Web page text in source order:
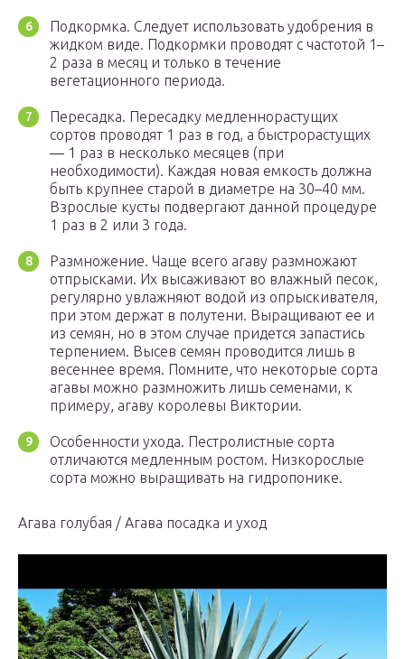
Подкормка. Следует использовать удобрения в
жидком виде. Подкормки проводят с частотой 1–
2 раза в месяц и только в течение
вегетационного периода.
Пересадка. Пересадку медленнорастущих
сортов проводят 1 раз в год, а быстрорастущих
― 1 раз в несколько месяцев (при
необходимости). Каждая новая емкость должна
быть крупнее старой в диаметре на 30–40 мм.
Взрослые кусты подвергают данной процедуре
1 раз в 2 или 3 года.
Размножение. Чаще всего агаву размножают
отпрысками. Их высаживают во влажный песок,
регулярно увлажняют водой из опрыскивателя,
при этом держат в полутени. Выращивают ее и
из семян, но в этом случае придется запастись
терпением. Высев семян проводится лишь в
весеннее время. Помните, что некоторые сорта
агавы можно размножить лишь семенами, к
примеру, агаву королевы Виктории.
Особенности ухода. Пестролистные сорта
отличаются медленным ростом. Низкорослые
сорта можно выращивать на гидропонике.
Агава голубая / Агава посадка и уход